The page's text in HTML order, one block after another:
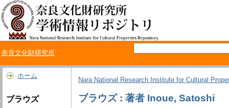
奈良文化財研究所
ホーム
ブラウズ
Nara National Research Institute for Cultural
ブラウズ : 著者 Inoue, Satoshi